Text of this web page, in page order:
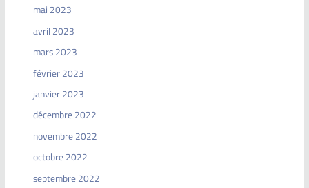
mai 2023
avril 2023
mars 2023
février 2023
janvier 2023
décembre 2022
novembre 2022
octobre 2022
septembre 2022